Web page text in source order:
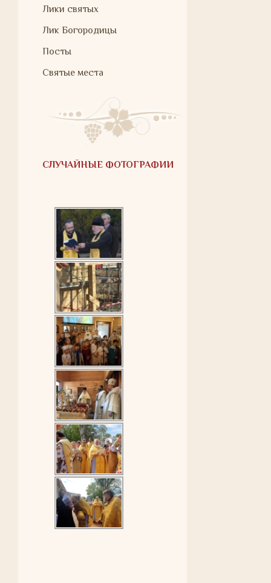
Лики святых
Лик Богородицы
Посты
Святые места
СЛУЧАЙНЫЕ ФОТОГРАФИИ